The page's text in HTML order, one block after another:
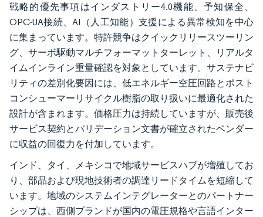
戦略的優先事項はインダストリー4.0機能、予知保全、
OPC-UA接続、AI（人工知能）支援による異常検知を中心
に集まっています。特許競争はクイックリリースツーリン
グ、サーボ駆動マルチフォーマットターレット、リアルタ
イムインライン重量確認を対象としています。サステナビ
リティの差別化要因には、低エネルギー空圧回路とポスト
コンシューマーリサイクル樹脂の取り扱いに最適化された
設計が含まれます。価格圧力は持続していますが、販売後
サービス契約とバリデーション文書が確立されたベンダー
に収益の回復力を付加しています。
インド、タイ、メキシコで地域サービスハブが増殖してお
り、部品および現地技術者の調達リードタイムを短縮して
います。地域のシステムインテグレーターとのパートナー
シップは、西側ブランドが国内の電圧規格や言語インター